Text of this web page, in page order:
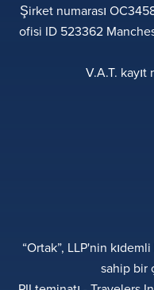
Şirket numarası
ofisi ID 523362
V.A.T. kayıt
“Ortak”, LLP'nin
sahip bir